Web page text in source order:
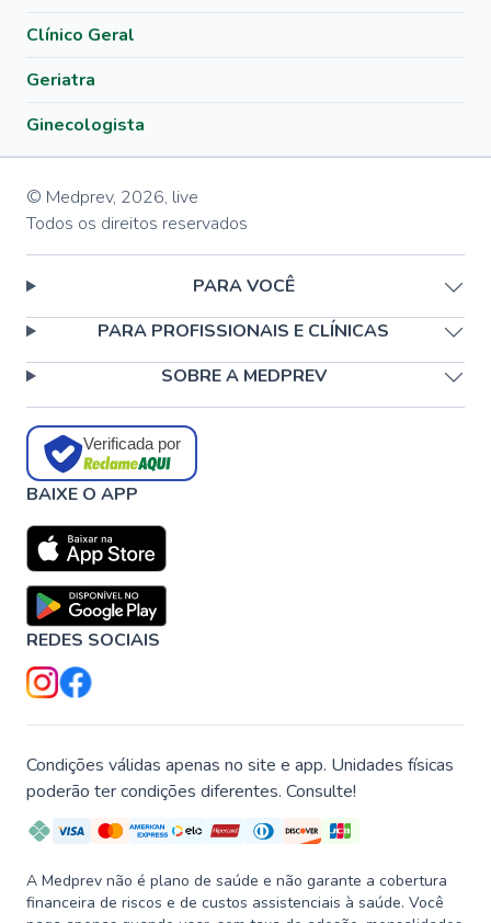
Clínico Geral
Geriatra
Ginecologista
© Medprev, 2026, live
Todos os direitos reservados
PARA VOCÊ
PARA PROFISSIONAIS E CLÍNICAS
SOBRE A MEDPREV
Verificada por
BAIXE O APP
REDES SOCIAIS
Condições válidas apenas no site e app. Unidades físicas
poderão ter condições diferentes. Consulte!
A Medprev não é plano de saúde e não garante a cobertura
financeira de riscos e de custos assistenciais à saúde. Você